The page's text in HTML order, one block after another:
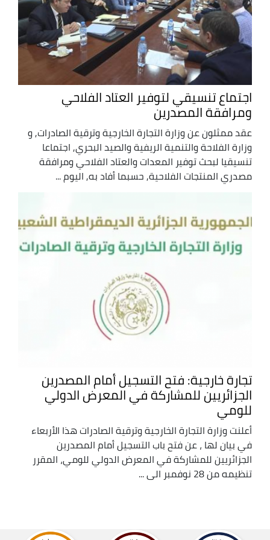
اجتماع تنسيقي لتوفير العتاد الفلاحي
ومرافقة المصدرين
عقد ممثلون عن وزارة التجارة الخارجية وترقية الصادرات, و
وزارة الفلاحة والتنمية الريفية والصيد البحري, اجتماعا
تنسيقيا لبحث توفير المعدات والعتاد الفلاحي ومرافقة
مصدري المنتجات الفلاحية, حسبما أفاد به, اليوم ...
تجارة خارجية: فتح التسجيل أمام المصدرين
الجزائريين للمشاركة في المعرض الدولي
للومي
أعلنت وزارة التجارة الخارجية وترقية الصادرات هذا الأربعاء
في بيان لها ، عن فتح باب التسجيل أمام المصدرين
الجزائريين للمشاركة في المعرض الدولي للومي، المقرر
تنظيمه من 28 نوفمبر الى ...